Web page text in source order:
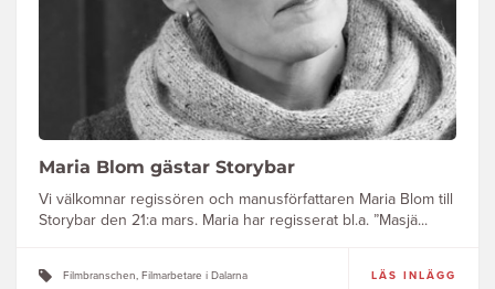
Maria Blom gästar Storybar
Vi välkomnar regissören och manusförfattaren Maria Blom till
Storybar den 21:a mars. Maria har regisserat bl.a. ”Masjä...
Filmbranschen, Filmarbetare i Dalarna LÄS INLÄGG